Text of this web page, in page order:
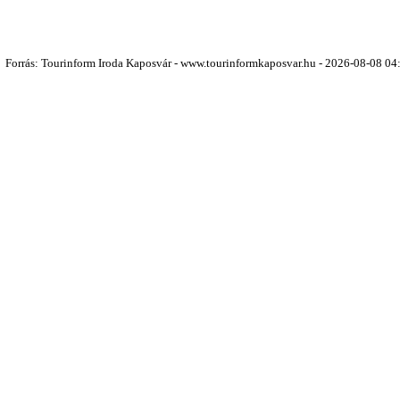
Forrás: Tourinform Iroda Kaposvár - www.tourinformkaposvar.hu - 2026-08-08